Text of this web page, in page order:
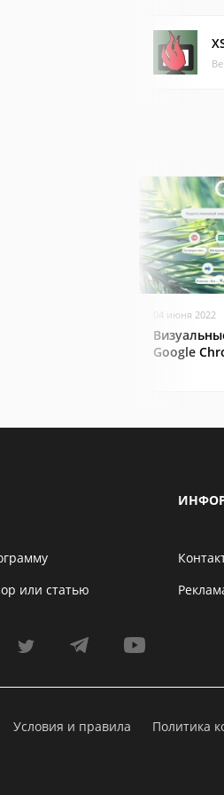
04 июня 2022
Google
или статью
Условия и правила Политика